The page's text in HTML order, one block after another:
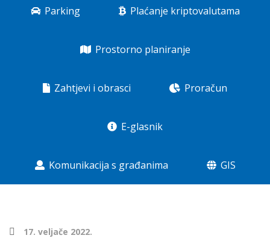
Parking Plaćanje kriptovalutama
Prostorno planiranje
Zahtjevi i obrasci Proračun
E-glasnik
Komunikacija s građanima GIS
17. veljače 2022.